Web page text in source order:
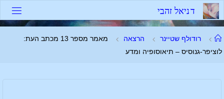
דניאל זהבי
רודולף שטיינר הרצאה
מאמר מספר 13 מכתב העת:
לוציפר-גנוסיס – תיאוסופיה ומדע